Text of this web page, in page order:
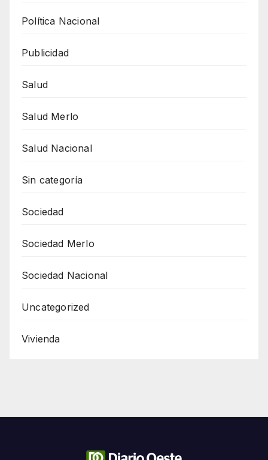
Política Nacional
Publicidad
Salud
Salud Merlo
Salud Nacional
Sin categoría
Sociedad
Sociedad Merlo
Sociedad Nacional
Uncategorized
Vivienda